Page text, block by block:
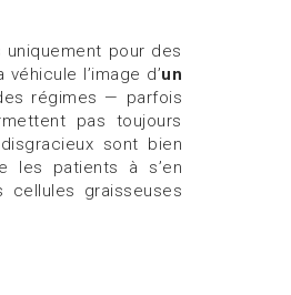
pour des
l’image d’un
régimes — parfois
pas toujours
sont bien
les patients à s’en
cellules graisseuses